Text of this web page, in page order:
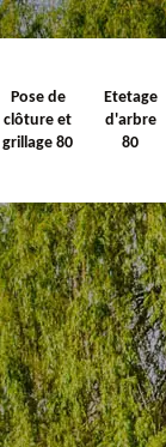
Pose de
clôture et
grillage 80
Etetage
d'arbre
80